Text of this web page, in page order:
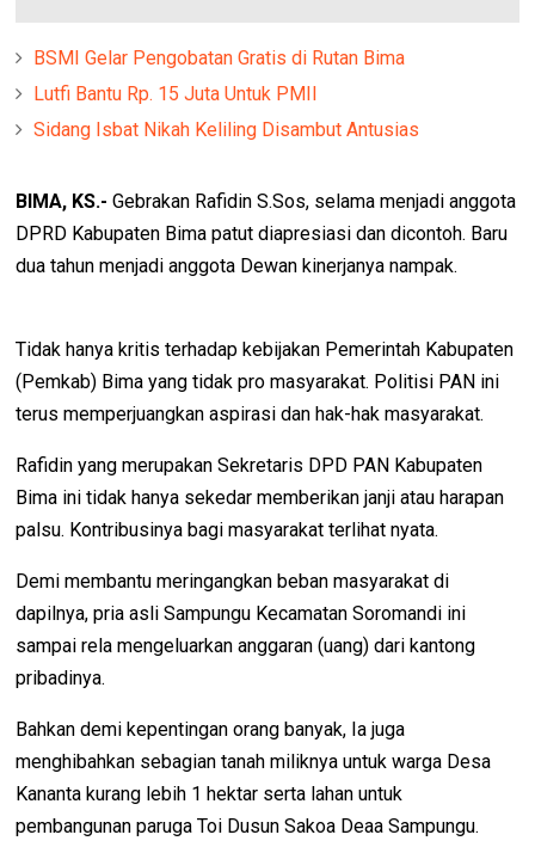
BSMI Gelar Pengobatan Gratis di Rutan Bima
Lutfi Bantu Rp. 15 Juta Untuk PMII
Sidang Isbat Nikah Keliling Disambut Antusias
BIMA, KS.- Gebrakan Rafidin S.Sos, selama menjadi anggota
DPRD Kabupaten Bima patut diapresiasi dan dicontoh. Baru
dua tahun menjadi anggota Dewan kinerjanya nampak.
Tidak hanya kritis terhadap kebijakan Pemerintah Kabupaten
(Pemkab) Bima yang tidak pro masyarakat. Politisi PAN ini
terus memperjuangkan aspirasi dan hak-hak masyarakat.
Rafidin yang merupakan Sekretaris DPD PAN Kabupaten
Bima ini tidak hanya sekedar memberikan janji atau harapan
palsu. Kontribusinya bagi masyarakat terlihat nyata.
Demi membantu meringangkan beban masyarakat di
dapilnya, pria asli Sampungu Kecamatan Soromandi ini
sampai rela mengeluarkan anggaran (uang) dari kantong
pribadinya.
Bahkan demi kepentingan orang banyak, Ia juga
menghibahkan sebagian tanah miliknya untuk warga Desa
Kananta kurang lebih 1 hektar serta lahan untuk
pembangunan paruga Toi Dusun Sakoa Deaa Sampungu.